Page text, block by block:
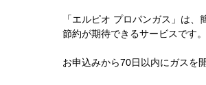
「エルピオ プロパンガス」は
節約が期待できるサービスです。
お申込みから70日以内にガスを